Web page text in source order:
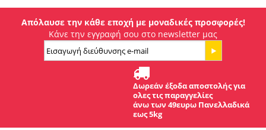
Απόλαυσε την κάθε εποχή με μοναδικές προσφορές!
Κάνε την εγγραφή σου στο newsletter μας
Δωρεάν έξοδα αποστολής για
ολες τις παραγγελίες
άνω των 49ευρω Πανελλαδικά
εως 5kg